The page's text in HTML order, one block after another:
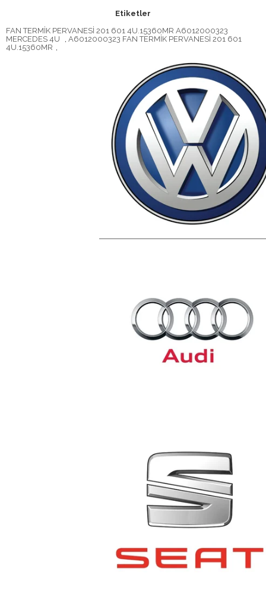
Etiketler
FAN TERMİK PERVANESİ 201 601 4U.15360MR A6012000323
MERCEDES 4U
, A6012000323 FAN TERMİK PERVANESİ 201 601
4U.15360MR ,